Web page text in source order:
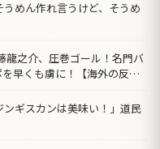
うめん作れ言うけど、そうめ
龍之介、圧巻ゴール！名門バ
早くも虜に！【海外の反
ンギスカンは美味い！」道民